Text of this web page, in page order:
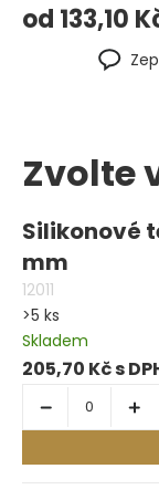
od 133,10
Zvolte
Silikonové
mm
12011
>5 ks
Skladem
205,70 Kč